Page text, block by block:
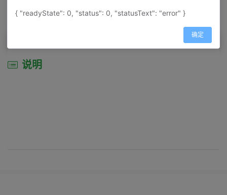
属性： 地图属性： 地图类型-城市城区图
说明
{ "readyState": 0, "status": 0, "statusText": "error" }
确定